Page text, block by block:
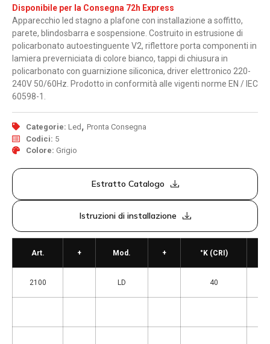
Disponibile per la Consegna 72h Express
Apparecchio led stagno a plafone con installazione a soffitto,
parete, blindosbarra e sospensione. Costruito in estrusione di
policarbonato autoestinguente V2, riflettore porta componenti in
lamiera preverniciata di colore bianco, tappi di chiusura in
policarbonato con guarnizione siliconica, driver elettronico 220-
240V 50/60Hz. Prodotto in conformità alle vigenti norme EN / IEC
60598-1.
Categorie: Led, Pronta Consegna
Codici: 5
Colore: Grigio
Estratto Catalogo
Istruzioni di installazione
Art. + Mod. + °K (CRI)
2100 LD 40